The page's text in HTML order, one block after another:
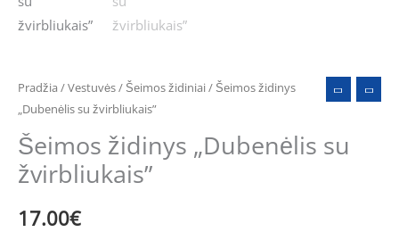
Pradžia /Vestuvės/ Šeimos židiniai/ Šeimos židinys
„Dubenėlis su žvirbliukais”
Šeimos židinys „Dubenėlis su
žvirbliukais”
17.00€